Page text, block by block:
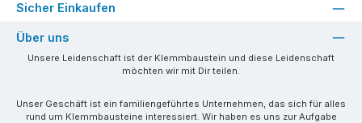
Sicher Einkaufen
Über uns
Unsere Leidenschaft ist der Klemmbaustein und diese Leidenschaft
möchten wir mit Dir teilen.
Unser Geschäft ist ein familiengeführtes Unternehmen, das sich für alles
rund um Klemmbausteine interessiert. Wir haben es uns zur Aufgabe